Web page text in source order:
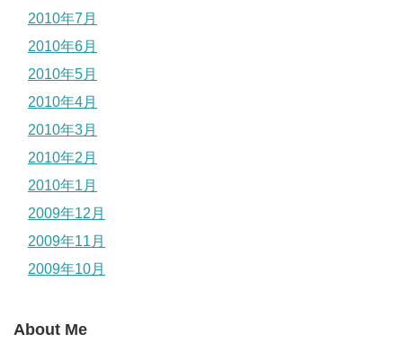
2010年7月
2010年6月
2010年5月
2010年4月
2010年3月
2010年2月
2010年1月
2009年12月
2009年11月
2009年10月
About Me